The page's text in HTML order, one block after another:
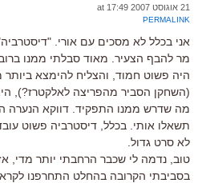
21 אוגוסט 2007 at 17:49
PERMALINK
אני בכלל לא מסכים עם אורי.
מר להבף הצעיר. מאוד סבלתי ממנו
היה פשוט חמוד, והצליח להימצא ביותר
(השחקן הסביר מהפריצה לאלקטרז?), היה
מה שדרש ממנו התפקיד. דווקא הנערה
תשאלו אותי. בכלל, דיסטרביה פשוט
לא סרט גדול.
טוב, נדמה לי שכבר הרחבתי יותר מדי,
בסביבתי הקרובה בהחלט התחרפנו